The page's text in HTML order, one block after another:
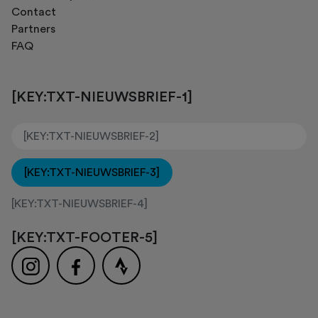
Contact
Partners
FAQ
[KEY:TXT-NIEUWSBRIEF-1]
[KEY:TXT-NIEUWSBRIEF-3]
[KEY:TXT-NIEUWSBRIEF-4]
[KEY:TXT-FOOTER-5]